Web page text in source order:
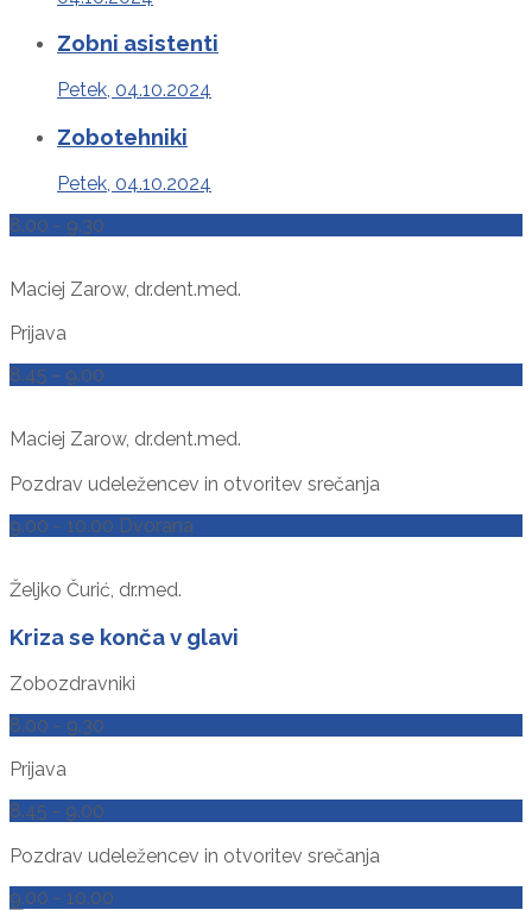
Zobni asistenti
Petek, 04.10.2024
Zobotehniki
Petek, 04.10.2024
8.00 - 9.30
Maciej Zarow, dr.dent.med.
Prijava
8.45 - 9.00
Maciej Zarow, dr.dent.med.
Pozdrav udeležencev in otvoritev srečanja
9.00 - 10.00 Dvorana
Željko Čurić, dr.med.
Kriza se konča v glavi
Zobozdravniki
8.00 - 9.30
Prijava
8.45 - 9.00
Pozdrav udeležencev in otvoritev srečanja
9.00 - 10.00